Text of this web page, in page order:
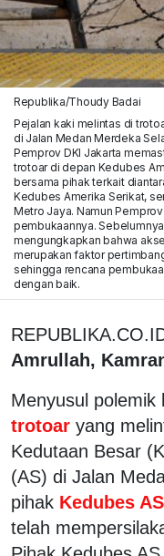
Republika/Thoudy Badai
Pejalan kaki melintas di
di Jalan Medan Merdeka
Pemprov DKI Jakarta
trotoar di depan Kedubes
bersama pihak terkait
Kedubes Amerika Serikat,
Metro Jaya. Namun
pembukaannya.
mengungkapkan bahwa
merupakan faktor
sehingga rencana
dengan baik.
Amrullah,
Menyusul polemik
trotoar yang
Kedutaan Besar
(AS) di Jalan
pihak Kedubes AS
telah